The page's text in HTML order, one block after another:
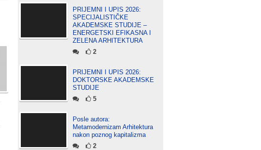
PRIJEMNI I UPIS 2026:
SPECIJALISTIČKE
AKADEMSKE STUDIJE –
ENERGETSKI EFIKASNA I
ZELENA ARHITEKTURA
2
PRIJEMNI I UPIS 2026:
DOKTORSKE AKADEMSKE
STUDIJE
5
Posle autora:
Metamodernizam Arhitektura
nakon poznog kapitalizma
2